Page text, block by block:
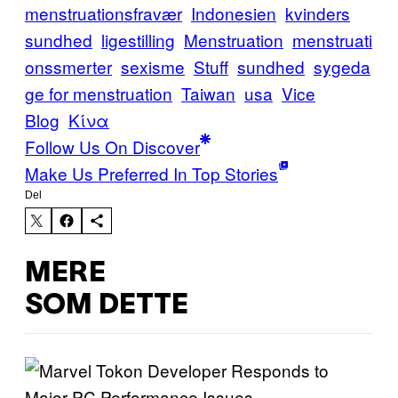
menstruationsfravær Indonesien kvinders
sundhed ligestilling Menstruation menstruati
onssmerter sexisme Stuff sundhed sygeda
ge for menstruation Taiwan usa Vice
Blog Κίνα
Follow Us On Discover
Make Us Preferred In Top Stories
Del
MERE
SOM DETTE